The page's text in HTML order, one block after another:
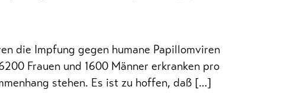
die Impfung gegen humane Papillomviren
Frauen und 1600 Männer erkranken pro
stehen. Es ist zu hoffen, daß […]